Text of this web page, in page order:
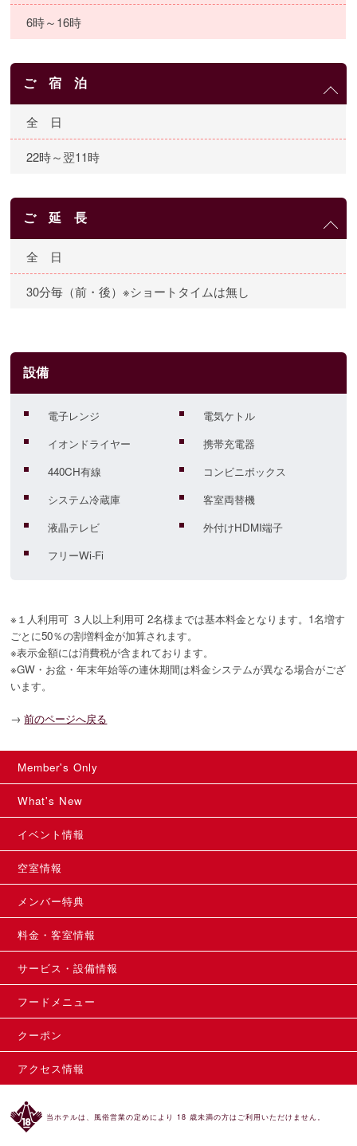
6時～16時
ご 宿 泊
全 日
22時～翌11時
ご 延 長
全 日
30分毎（前・後）※ショートタイムは無し
設備
電子レンジ
電気ケトル
イオンドライヤー
携帯充電器
440CH有線
コンビニボックス
システム冷蔵庫
客室両替機
液晶テレビ
外付けHDMI端子
フリーWi-Fi
※１人利用可 ３人以上利用可 2名様までは基本料金となります。1名増す
ごとに50％の割増料金が加算されます。
※表示金額には消費税が含まれております。
※GW・お盆・年末年始等の連休期間は料金システムが異なる場合がござ
います。
→ 前のページへ戻る
Member's Only
What's New
イベント情報
空室情報
メンバー特典
料金・客室情報
サービス・設備情報
フードメニュー
クーポン
アクセス情報
当ホテルは、風俗営業の定めにより 18 歳未満の方はご利用いただけません。